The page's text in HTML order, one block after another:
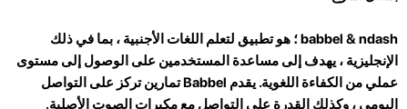
babbel& ndash ؛ هو تطبيق لتعلم اللغات الأجنبية ، بما في ذلك
الإنجليزية ، يهدف إلى مساعدة المستخدمين على الوصول إلى مستوى
عملي من الكفاءة اللغوية. يقدم Babbel تمارين تركز على التواصل
اليومي ، وكذلك القدرة على التواصل مع مكبرات الصوت الأصلية.